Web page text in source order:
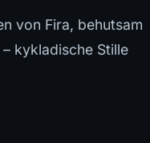
von Fira, behutsam
kykladische Stille